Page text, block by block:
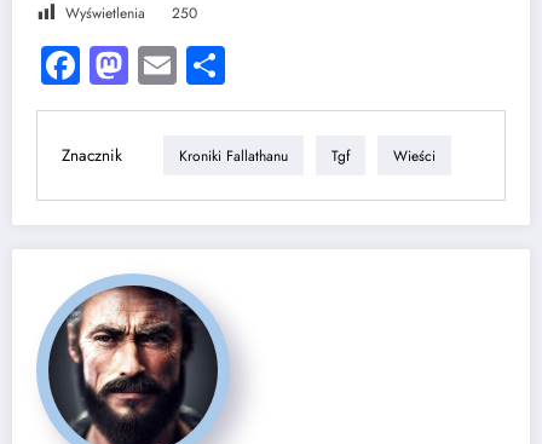
Wyświetlenia 250
Facebook
Mastodon
Email
Znacznik Kroniki Fallathanu Tgf Wieści